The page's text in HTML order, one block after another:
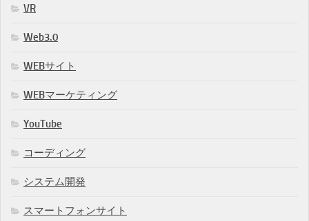
VR
Web3.0
WEBサイト
WEBマーケティング
YouTube
コーディング
システム開発
スマートフォンサイト